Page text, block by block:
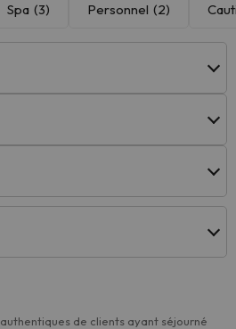
Spa (3) Personnel (2)
de clients ayant séjourné